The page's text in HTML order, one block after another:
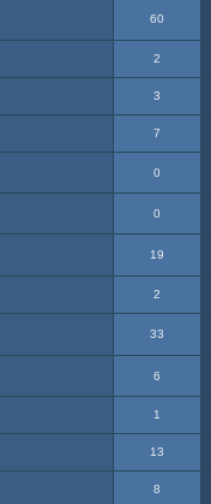
60
2
3
7
0
0
19
2
33
6
1
13
8